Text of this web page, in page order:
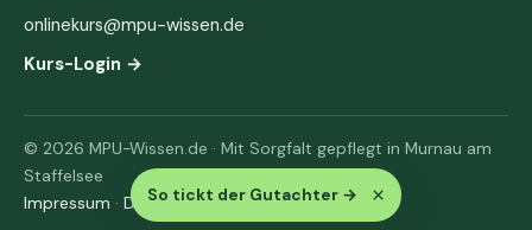
So tickt der Gutachter → ×
onlinekurs@mpu-wissen.de
Kurs-Login →
© 2026 MPU-Wissen.de · Mit Sorgfalt gepflegt in Murnau am
Staffelsee
Impressum · Datenschutz & AGB